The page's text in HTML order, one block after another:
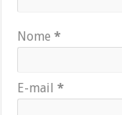
Nome*
E-mail*